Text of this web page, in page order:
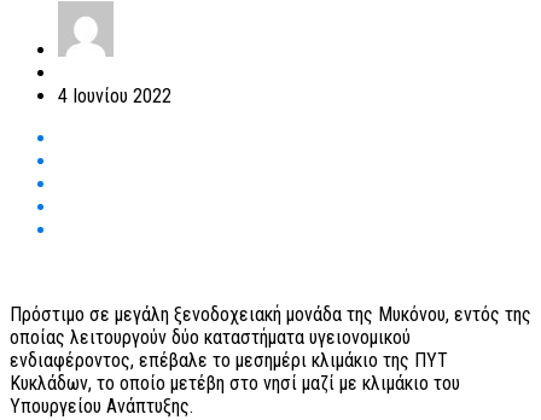
4 Ιουνίου 2022
Πρόστιμο σε μεγάλη ξενοδοχειακή μονάδα της Μυκόνου, εντός της
οποίας λειτουργούν δύο καταστήματα υγειονομικού
ενδιαφέροντος, επέβαλε το μεσημέρι κλιμάκιο της ΠΥΤ
Κυκλάδων, το οποίο μετέβη στο νησί μαζί με κλιμάκιο του
Υπουργείου Ανάπτυξης.